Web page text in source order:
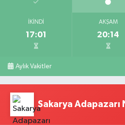
İKINDI
17:01
AKŞAM
20:14
Aylık Vakitler
Sakarya